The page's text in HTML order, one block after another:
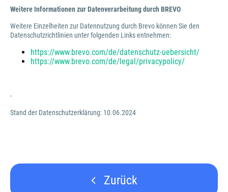
Weitere Informationen zur Datenverarbeitung durch BREVO
Weitere Einzelheiten zur Datennutzung durch Brevo können Sie den
Datenschutzrichtlinien unter folgenden Links entnehmen:
https://www.brevo.com/de/datenschutz-uebersicht/
https://www.brevo.com/de/legal/privacypolicy/
-
Stand der Datenschutzerklärung: 10.06.2024
Zurück